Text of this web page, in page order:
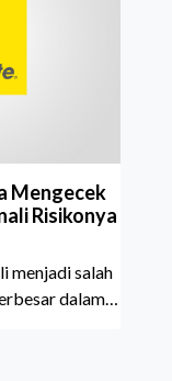
Mengecek
Risikonya
menjadi salah
dalam